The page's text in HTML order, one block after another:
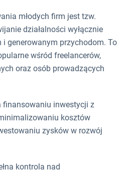
młodych firm jest tzw.
działalności wyłącznie
i generowanym przychodom. To
wśród freelancerów,
oraz osób prowadzących
finansowaniu inwestycji z
kosztów
zysków w rozwój
kontrola nad